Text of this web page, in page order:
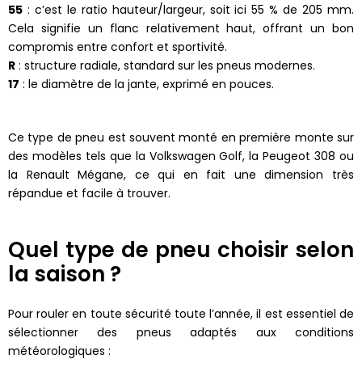
55 : c’est le ratio hauteur/largeur, soit ici 55 % de 205 mm.
Cela signifie un flanc relativement haut, offrant un bon
compromis entre confort et sportivité.
R : structure radiale, standard sur les pneus modernes.
17 : le diamètre de la jante, exprimé en pouces.
Ce type de pneu est souvent monté en première monte sur
des modèles tels que la Volkswagen Golf, la Peugeot 308 ou
la Renault Mégane, ce qui en fait une dimension très
répandue et facile à trouver.
Quel type de pneu choisir selon
la saison ?
Pour rouler en toute sécurité toute l’année, il est essentiel de
sélectionner des pneus adaptés aux conditions
météorologiques :